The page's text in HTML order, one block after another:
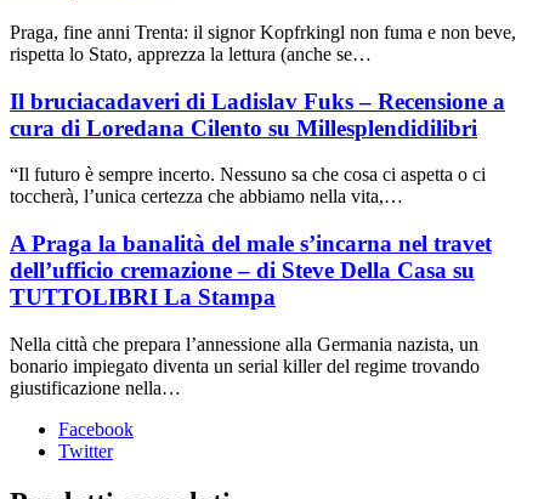
Praga, fine anni Trenta: il signor Kopfrkingl non fuma e non beve,
rispetta lo Stato, apprezza la lettura (anche se…
Il bruciacadaveri di Ladislav Fuks – Recensione a
cura di Loredana Cilento su Millesplendidilibri
“Il futuro è sempre incerto. Nessuno sa che cosa ci aspetta o ci
toccherà, l’unica certezza che abbiamo nella vita,…
A Praga la banalità del male s’incarna nel travet
dell’ufficio cremazione – di Steve Della Casa su
TUTTOLIBRI La Stampa
Nella città che prepara l’annessione alla Germania nazista, un
bonario impiegato diventa un serial killer del regime trovando
giustificazione nella…
Facebook
Twitter